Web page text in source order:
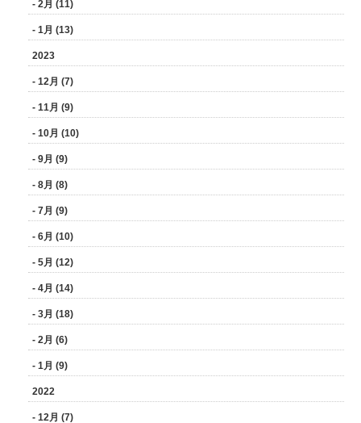
- 2月 (11)
- 1月 (13)
2023
- 12月 (7)
- 11月 (9)
- 10月 (10)
- 9月 (9)
- 8月 (8)
- 7月 (9)
- 6月 (10)
- 5月 (12)
- 4月 (14)
- 3月 (18)
- 2月 (6)
- 1月 (9)
2022
- 12月 (7)